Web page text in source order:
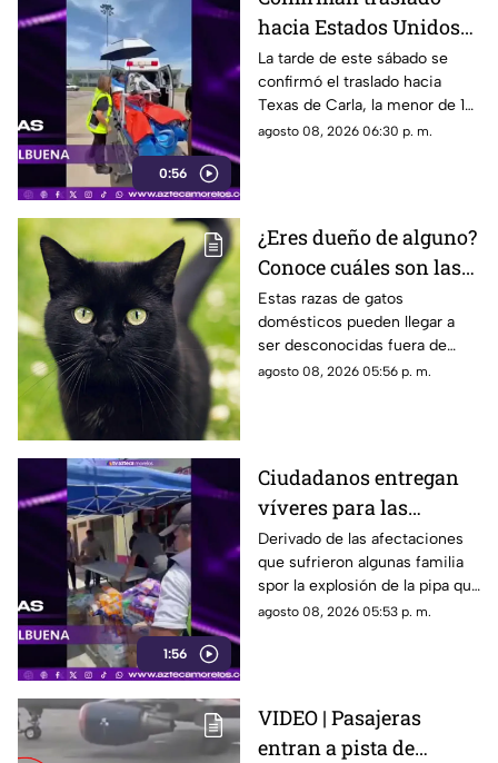
0:56
hacia Estados Unidos
de menor que sufrió
quemadura en la
explosión de gas LP en
Cuernavaca
La tarde de este sábado se
confirmó el traslado hacia
Texas de Carla, la menor de 15
años que resultó gravemente
agosto 08, 2026 06:30 p. m.
¿Eres dueño de alguno?
Conoce cuáles son las
cinco razas más raras
de gatos domésticos en
todo el mundo
Estas razas de gatos
domésticos pueden llegar a
ser desconocidas fuera de
círculos especializados, y
agosto 08, 2026 05:56 p. m.
1:56
Ciudadanos entregan
víveres para las
familias afectadas por
la explosión de pipa en
Cuernavaca
Derivado de las afectaciones
que sufrieron algunas familia
spor la explosión de la pipa que
transportaba gas LP,
agosto 08, 2026 05:53 p. m.
VIDEO | Pasajeras
entran a pista de